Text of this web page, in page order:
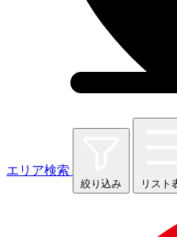
エリア検索
絞り込み リスト